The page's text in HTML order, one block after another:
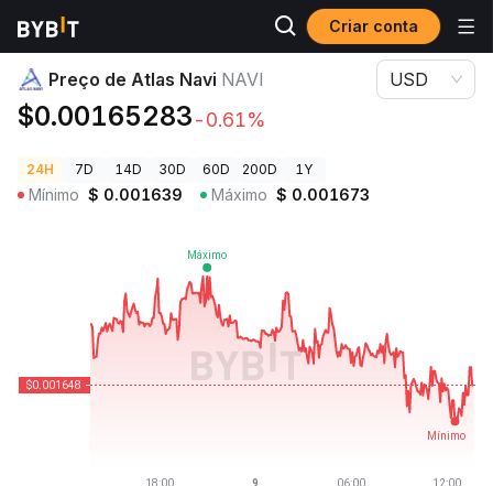
Criar conta
Preços de Criptomoedas Preço de Atlas Navi NAVI
Preço de Atlas Navi NAVI
$0.00165283-0.61%
USD
24H 7D 14D 30D 60D 200D 1Y
Mínimo $ 0.001639 Máximo $ 0.001673